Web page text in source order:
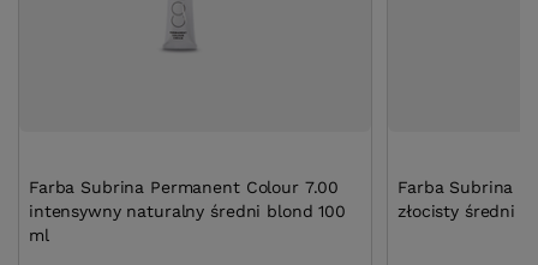
Farba Subrina Permanent Colour 7.00
intensywny naturalny średni blond 100
ml
Farba Subrina
złocisty średni